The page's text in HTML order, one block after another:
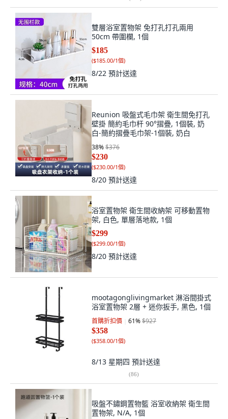
雙層浴室置物架 免打孔打孔兩用
50cm 帶圍欄, 1個
$185
($185.00/1個)
8/22 預計送達
Reunion 吸盤式毛巾架 衛生間免打孔
壁掛 簡約毛巾杆 90°摺疊, 1個裝, 奶
白-簡約摺疊毛巾架-1個裝, 奶白
38%$376
$230
($230.00/1個)
8/20 預計送達
浴室置物架 衛生間收納架 可移動置物
架, 白色, 單層落地款, 1個
$299
($299.00/1個)
8/20 預計送達
mootagonglivingmarket 淋浴間掛式
浴室置物架 2層 + 迷你扳手, 黑色, 1個
首購折扣價 61%$927
$358
($358.00/1個)
8/13 星期四 預計送達
(86)
吸盤不鏽鋼置物籃 浴室收納架 衛生間
置物架, N/A, 1個